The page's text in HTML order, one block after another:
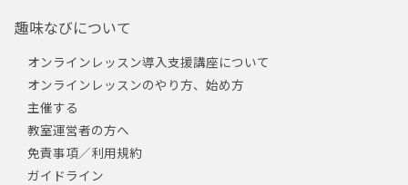
趣味なびについて
オンラインレッスン導入支援講座について
オンラインレッスンのやり方、始め方
主催する
教室運営者の方へ
免責事項／利用規約
ガイドライン